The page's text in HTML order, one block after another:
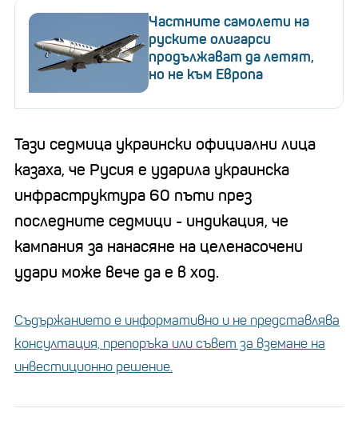
Частните самолети на
руските олигарси
продължават да летят,
но не към Европа
Тази седмица украински официални лица
казаха, че Русия е ударила украинска
инфраструктура 60 пъти през
последните седмици - индикация, че
кампания за нанасяне на целенасочени
удари може вече да е в ход.
Съдържанието е информативно и не представлява
консултация, препоръка или съвет за вземане на
инвестиционно решение.